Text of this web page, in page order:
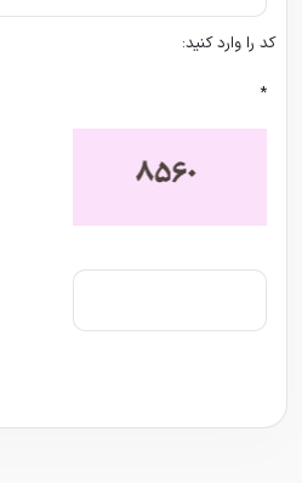
کد را وارد کنید:
*